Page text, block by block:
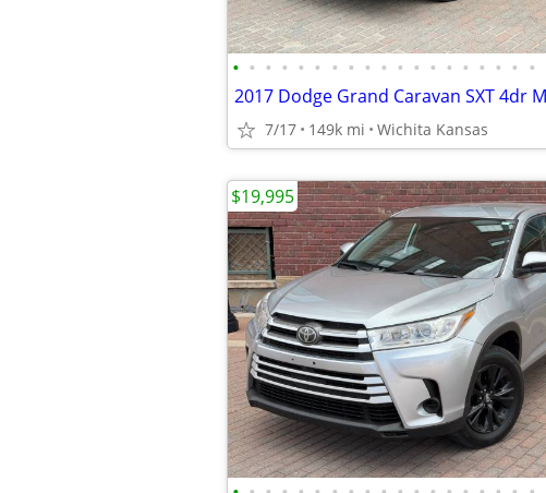
• • • • • • • • • • • • • • • • • • •
7/17 149k mi Wichita Kansas
$19,995